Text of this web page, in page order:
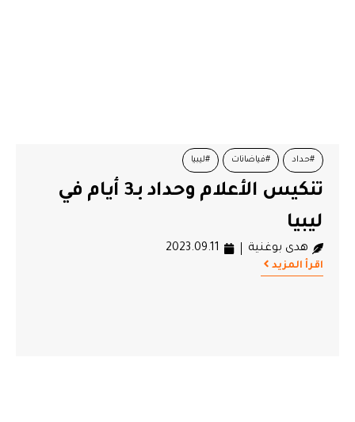
#حداد #فياضانات #ليبيا
تنكيس الأعلام وحداد بـ3 أيام في
ليبيا
هدى بوغنية 2023.09.11
اقرأ المزيد